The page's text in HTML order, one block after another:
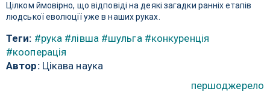
Цілком ймовірно, що відповіді на деякі загадки ранніх етапів
людської еволюції уже в наших руках.
Теги: #рука #лівша #шульга #конкуренція
#кооперація
Автор:Цікава наука
першоджерело